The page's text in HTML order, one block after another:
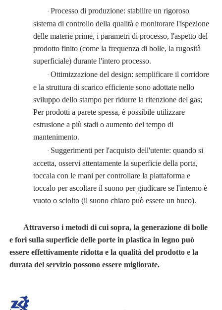
· Processo di produzione: stabilire un rigoroso
sistema di controllo della qualità e monitorare l'ispezione
delle materie prime, i parametri di processo, l'aspetto del
prodotto finito (come la frequenza di bolle, la rugosità
superficiale) durante l'intero processo.
· Ottimizzazione del design: semplificare il corridore
e la struttura di scarico efficiente sono adottate nello
sviluppo dello stampo per ridurre la ritenzione del gas;
Per prodotti a parete spessa, è possibile utilizzare
estrusione a più stadi o aumento del tempo di
mantenimento.
· Suggerimenti per l'acquisto dell'utente: quando si
accetta, osservi attentamente la superficie della porta,
toccala con le mani per controllare la piattaforma e
toccalo per ascoltare il suono per giudicare se l'interno è
vuoto o sciolto (il suono chiaro può essere un buco).
Attraverso i metodi di cui sopra, la generazione di bolle
e fori sulla superficie delle porte in plastica in legno può
essere effettivamente ridotta e la qualità del prodotto e la
durata del servizio possono essere migliorate.